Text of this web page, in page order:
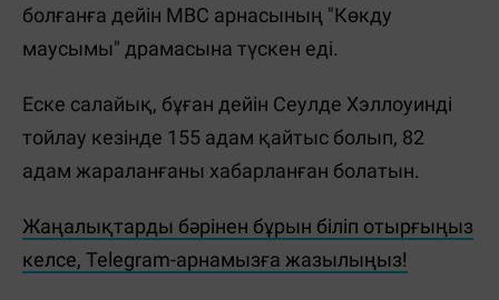
болғанға дейін MBC арнасының "Көкду
маусымы" драмасына түскен еді.
Еске салайық, бұған дейін Сеулде Хэллоуинді
тойлау кезінде 155 адам қайтыс болып, 82
адам жараланғаны хабарланған болатын.
Жаңалықтарды бәрінен бұрын біліп отырғыңыз
келсе, Telegram-арнамызға жазылыңыз!